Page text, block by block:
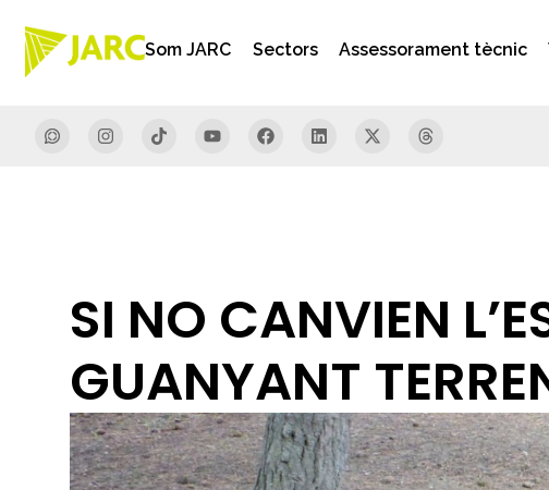
Som JARC Sectors Assessorament tècnic
SI NO CANVIEN
GUANYANT